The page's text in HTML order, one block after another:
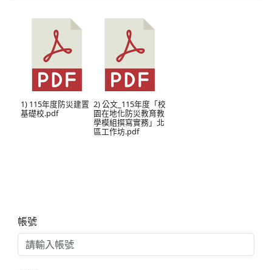
1) 115年度防災建置
基礎校.pdf
2) 公文_115年度「校
園在地化防災教育教
學模組撰寫實務」北
區工作坊.pdf
帳號